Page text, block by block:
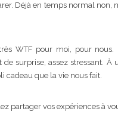
Déjà en temps normal non,
WTF pour moi, pour
de surprise, assez stressant.
cadeau que la vie nous fait.
partager vos expériences à